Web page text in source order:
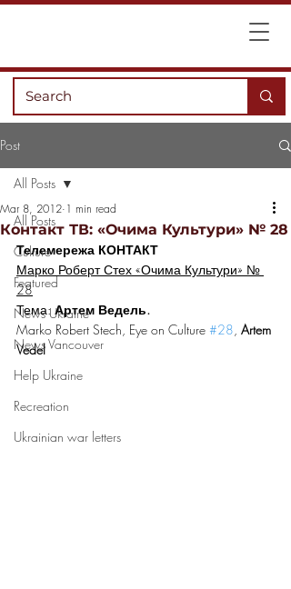
Post
All Posts
Culture
Featured
News Ukraine
News Vancouver
Help Ukraine
Recreation
Ukrainian war letters
All Posts
Контакт ТВ: «Очима Культури» № 28
Mar 8, 2012 1 min read
Телемережа КОНТАКТ
Марко Роберт Стех «Очима Культури» №
28
Тема: Артем Ведель.
Marko Robert Stech, Eye on Culture #28, Artem
Vedel